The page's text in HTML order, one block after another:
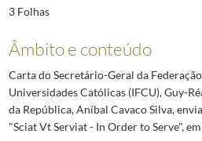
3 Folhas
Âmbito e conteúdo
Carta do Secretário-Geral da
Universidades Católicas (IFCU), Guy-
da República, Aníbal Cavaco Silva,
"Sciat Vt Serviat - In Order to Serve",